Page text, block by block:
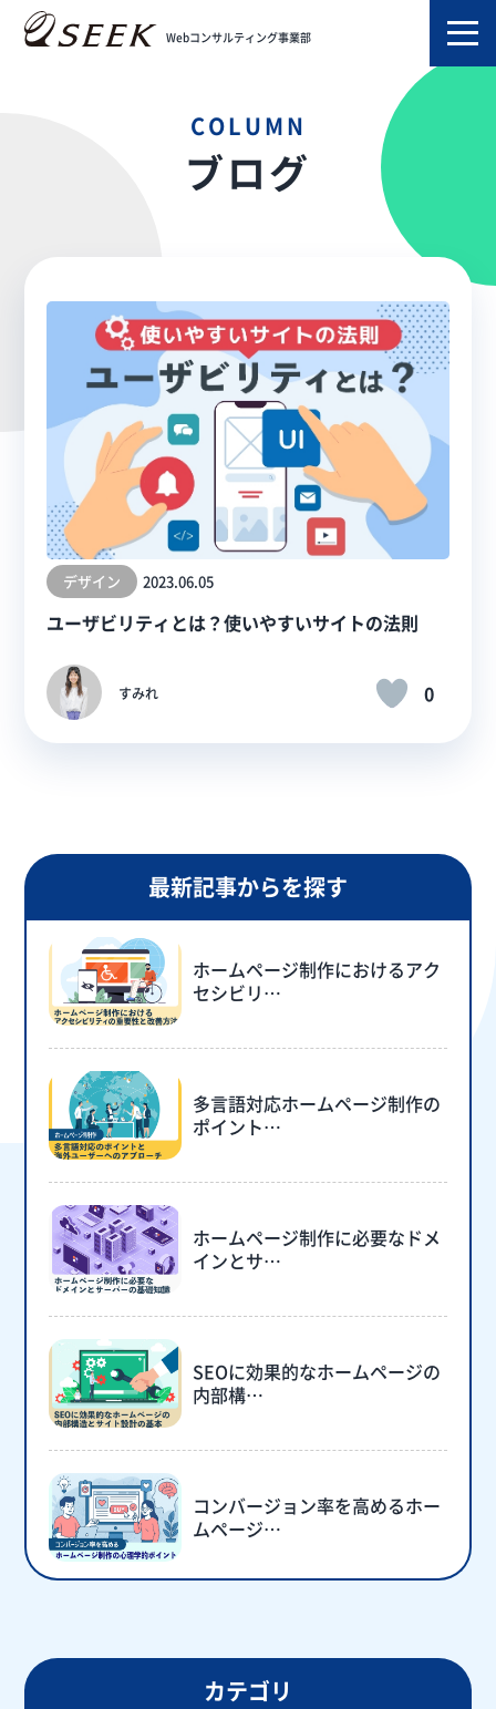
Webコンサルティング事業部
TOP
COLUMN
ブログ
デザイン 2023.06.05
ユーザビリティとは？使いやすいサイトの法則
すみれ 0
最新記事からを探す
ホームページ制作におけるアク
セシビリ…
多言語対応ホームページ制作の
ポイント…
ホームページ制作に必要なドメ
インとサ…
SEOに効果的なホームページの
内部構…
コンバージョン率を高めるホー
ムページ…
カテゴリ